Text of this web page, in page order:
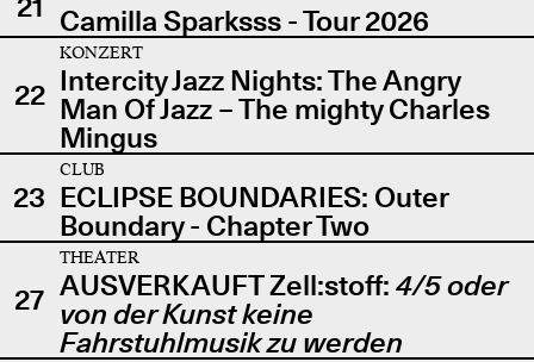
Camilla Sparksss - Tour 2026
22
KONZERT
Intercity Jazz Nights: The Angry
Man Of Jazz – The mighty Charles
Mingus
23
CLUB
ECLIPSE BOUNDARIES: Outer
Boundary - Chapter Two
27
THEATER
AUSVERKAUFT Zell:stoff: 4/5 oder
von der Kunst keine
Fahrstuhlmusik zu werden